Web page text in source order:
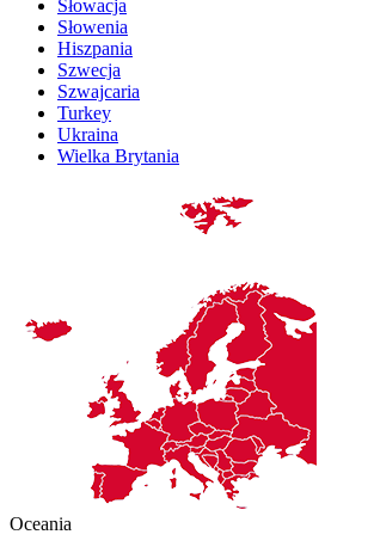
Słowacja
Słowenia
Hiszpania
Szwecja
Szwajcaria
Turkey
Ukraina
Wielka Brytania
Oceania